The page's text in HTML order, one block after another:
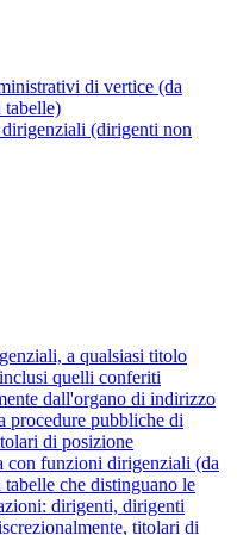
di vertice (da
tabelle)
(dirigenti non
a qualsiasi titolo
quelli conferiti
dall'organo di indirizzo
procedure pubbliche di
di posizione
con funzioni dirigenziali (da
che distinguano le
dirigenti, dirigenti
titolari di